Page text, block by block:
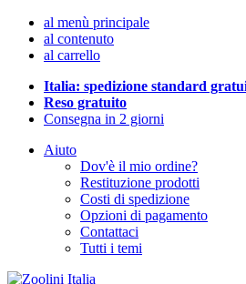
al menù principale
al contenuto
al carrello
Italia: spedizione standard
Reso gratuito
Consegna in 2 giorni
Aiuto
Dov'è il mio ordine?
Restituzione prodotti
Costi di spedizione
Opzioni di pagamento
Contattaci
Tutti i temi